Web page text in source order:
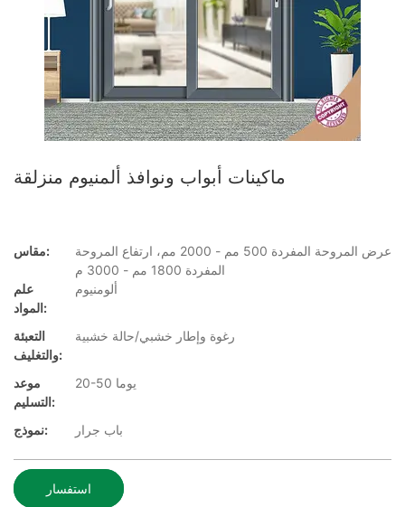
ماكينات أبواب ونوافذ ألمنيوم منزلقة
مقاس:
عرض المروحة المفردة 500 مم - 2000 مم، ارتفاع المروحة
المفردة 1800 مم - 3000 م
علم
المواد:
ألومنيوم
التعبئة
والتغليف:
رغوة وإطار خشبي/حالة خشبية
موعد
التسليم:
20-50 يوما
نموذج: باب جرار
استفسار